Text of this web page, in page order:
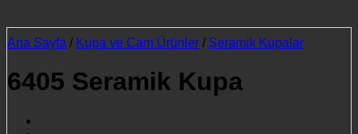
Ana Sayfa / Kupa ve Cam Ürünler / Seramik Kupalar
6405 Seramik Kupa